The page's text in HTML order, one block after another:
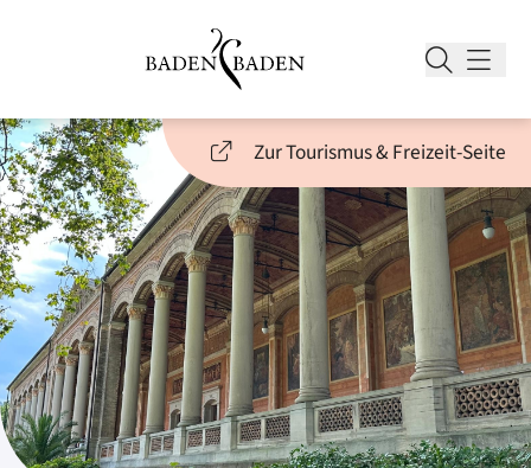
Zur Tourismus & Freizeit-Seite